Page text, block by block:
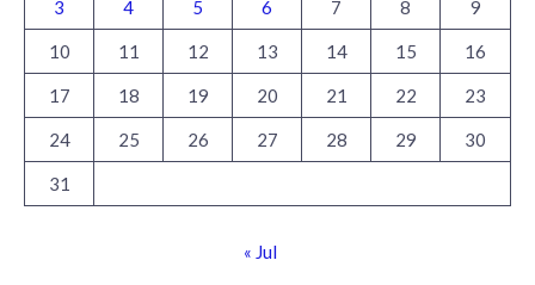
3 4 5 6 7 8 9
10 11 12 13 14 15 16
17 18 19 20 21 22 23
24 25 26 27 28 29 30
31
« Jul